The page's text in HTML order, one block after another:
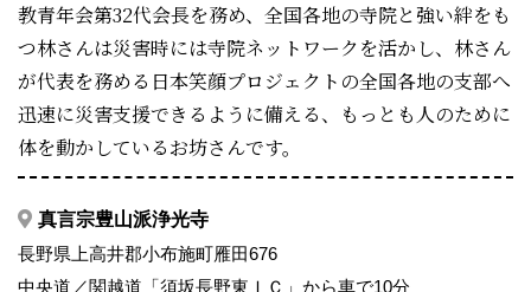
教青年会第32代会長を務め、全国各地の寺院と強い絆をも
つ林さんは災害時には寺院ネットワークを活かし、林さん
が代表を務める日本笑顔プロジェクトの全国各地の支部へ
迅速に災害支援できるように備える、もっとも人のために
体を動かしているお坊さんです。
真言宗豊山派浄光寺
長野県上高井郡小布施町雁田676
中央道／関越道「須坂長野東ＩＣ」から車で10分